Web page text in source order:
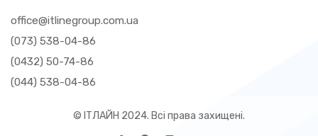
office@itlinegroup.com.ua
(073) 538-04-86
(0432) 50-74-86
(044) 538-04-86
© ІТЛАЙН 2024. Всі права захищені.